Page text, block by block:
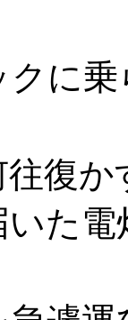
に
復
た